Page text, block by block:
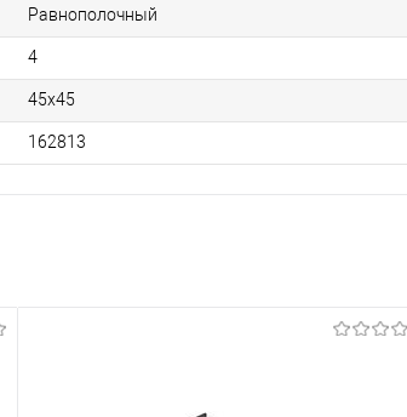
Равнополочный
4
45х45
162813